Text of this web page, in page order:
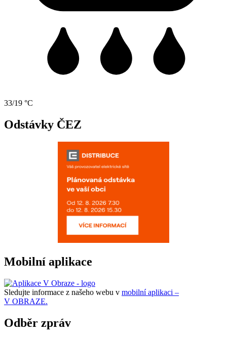
33/19 °C
Odstávky ČEZ
Mobilní aplikace
Sledujte informace z našeho webu v mobilní aplikaci –
V OBRAZE.
Odběr zpráv